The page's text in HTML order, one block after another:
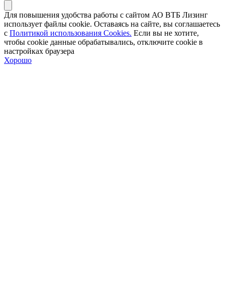
Для повышения удобства работы с сайтом АО ВТБ Лизинг
использует файлы cookie. Оставаясь на сайте, вы соглашаетесь
с Политикой использования Cookies. Если вы не хотите,
чтобы сookie данные обрабатывались, отключите cookie в
настройках браузера
Хорошо